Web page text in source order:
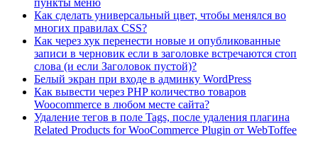
Как сделать универсальный цвет, чтобы менялся во
многих правилах CSS?
Как через хук перенести новые и опубликованные
записи в черновик если в заголовке встречаются стоп
слова (и если Заголовок пустой)?
Белый экран при входе в админку WordPress
Как вывести через PHP количество товаров
Woocommerce в любом месте сайта?
Удаление тегов в поле Tags, после удаления плагина
Related Products for WooCommerce Plugin от WebToffee